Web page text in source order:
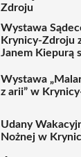
Zdroju
Wystawa
Krynicy-Zdroju
Janem Kiepurą
Wystawa
z arii” w
Udany
Nożnej w